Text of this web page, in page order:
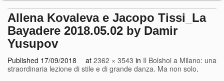
Allena Kovaleva e Jacopo Tissi_La
Bayadere 2018.05.02 by Damir
Yusupov
Published 17/09/2018 at 2362 × 3543 in Il Bolshoi a Milano: una
straordinaria lezione di stile e di grande danza. Ma non solo.